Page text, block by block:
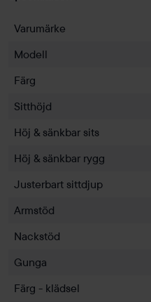
Varumärke
Modell
Färg
Sitthöjd
Höj & sänkbar sits
Höj & sänkbar rygg
Justerbart sittdjup
Armstöd
Nackstöd
Gunga
Färg - klädsel